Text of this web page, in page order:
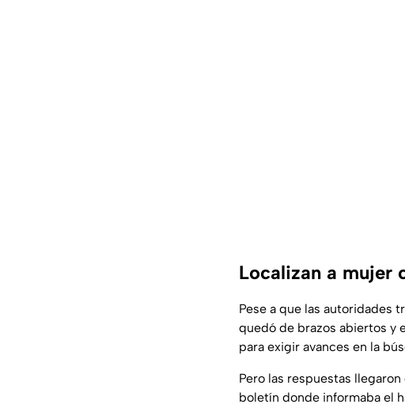
Localizan a mujer
Pese a que las autoridades
quedó de brazos abiertos y
para exigir avances en la
Pero las respuestas
boletín donde informaba el